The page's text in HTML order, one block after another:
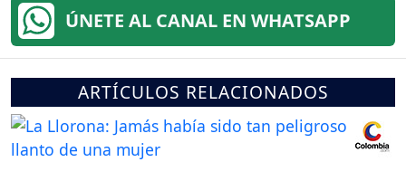
ÚNETE AL CANAL EN WHATSAPP
ARTÍCULOS RELACIONADOS